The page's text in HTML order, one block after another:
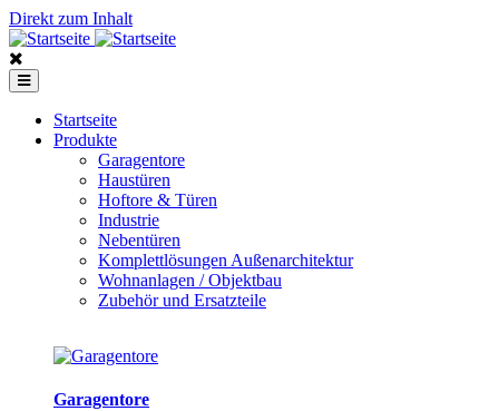
Direkt zum Inhalt
Startseite
Produkte
Garagentore
Haustüren
Hoftore & Türen
Industrie
Nebentüren
Komplettlösungen Außenarchitektur
Wohnanlagen / Objektbau
Zubehör und Ersatzteile
Garagentore